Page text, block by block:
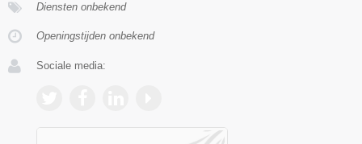
Diensten onbekend
Openingstijden onbekend
Sociale media: